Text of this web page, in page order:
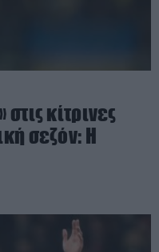
κίτρινες
σεζόν: Η